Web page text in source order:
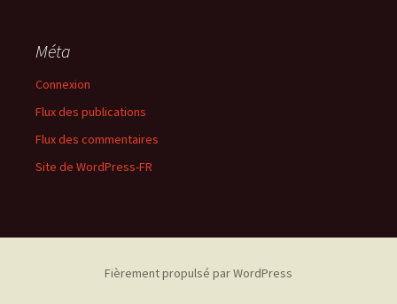
Méta
Connexion
Flux des publications
Flux des commentaires
Site de WordPress-FR
Fièrement propulsé par WordPress